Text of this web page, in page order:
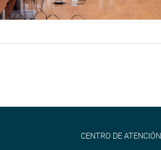
CENTRO DE ATENCIÓN